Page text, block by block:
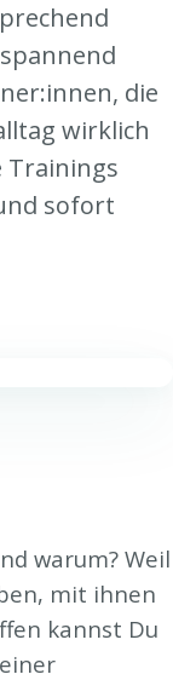
die
wirklich
Trainings
sofort
warum? Weil
mit ihnen
kannst Du